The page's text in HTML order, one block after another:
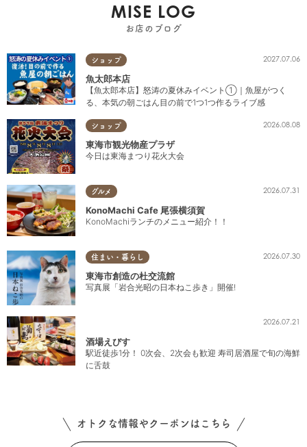
MISE LOG
お店のブログ
ショップ 2027.07.06
魚太郎本店
【魚太郎本店】怒涛の夏休みイベント①｜魚屋がつく
る、本気の朝ごはん目の前で1つ1つ作るライブ感
ショップ 2026.08.08
東海市観光物産プラザ
今日は東海まつり花火大会
グルメ 2026.07.31
KonoMachi Cafe 尾張横須賀
KonoMachiランチのメニュー紹介！！
住まい・暮らし 2026.07.30
東海市創造の杜交流館
写真展「岩合光昭の日本ねこ歩き」開催!
2026.07.21
酒場えびす
駅近徒歩1分！ 0次会、2次会も歓迎 寿司居酒屋で旬の海鮮
に舌鼓
オトクな情報やクーポンはこちら